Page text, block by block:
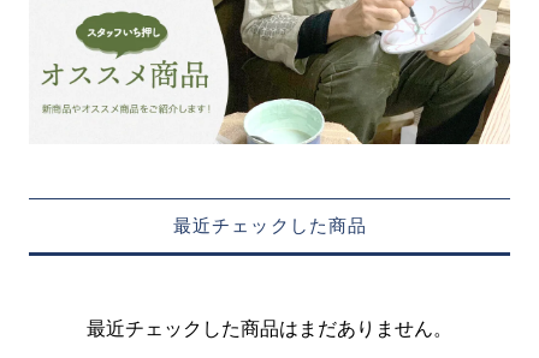
最近チェックした商品
最近チェックした商品はまだありません。